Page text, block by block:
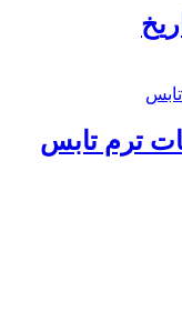
ترم تابس